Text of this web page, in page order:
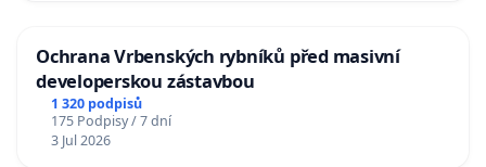
Ochrana Vrbenských rybníků před masivní
developerskou zástavbou
1 320 podpisů
175 Podpisy / 7 dní
3 Jul 2026